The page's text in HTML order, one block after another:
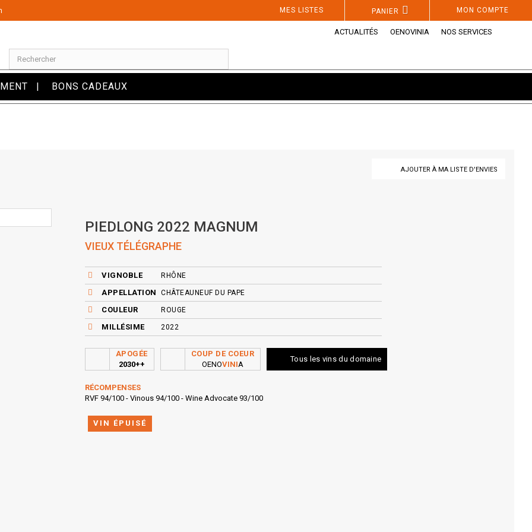
MON COMPTE
PANIER
MES LISTES
ACTUALITÉS OENOVINIA NOS SERVICES
BONS CADEAUX
AJOUTER À MA LISTE D'ENVIES
PIEDLONG 2022 MAGNUM
VIEUX TÉLÉGRAPHE
VIGNOBLE RHÔNE
APPELLATION CHÂTEAUNEUF DU PAPE
COULEUR ROUGE
MILLÉSIME 2022
APOGÉE
2030++
COUP DE COEUR
OENOVINIA
Tous les vins du domaine
RÉCOMPENSES
RVF 94/100 - Vinous 94/100 - Wine Advocate 93/100
VIN ÉPUISÉ